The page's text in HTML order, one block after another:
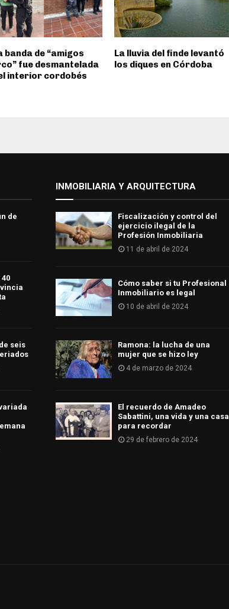
banda de “amigos
fue desmantelada
interior cordobés
La lluvia del finde levantó
los diques en Córdoba
de
seis
INMOBILIARIA Y ARQUITECTURA
Fiscalización y control del
ejercicio ilegal de la
Profesión Inmobiliaria
11 de abril de 2024
Cómo saber si tu Profesional
Inmobiliario es legal
10 de abril de 2024
Ramona: la lucha de una
mujer que se hizo ley
4 de marzo de 2024
El recuerdo de Amadeo
Sabattini, una vida y una casa
para recordar
29 de febrero de 2024